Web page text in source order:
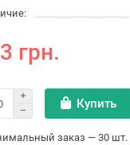
грн.
Купить
заказ — 30 шт.